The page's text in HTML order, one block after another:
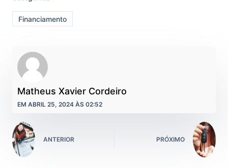
Financiamento
Matheus Xavier Cordeiro
EM ABRIL 25, 2024 ÀS 02:52
ANTERIOR PRÓXIMO